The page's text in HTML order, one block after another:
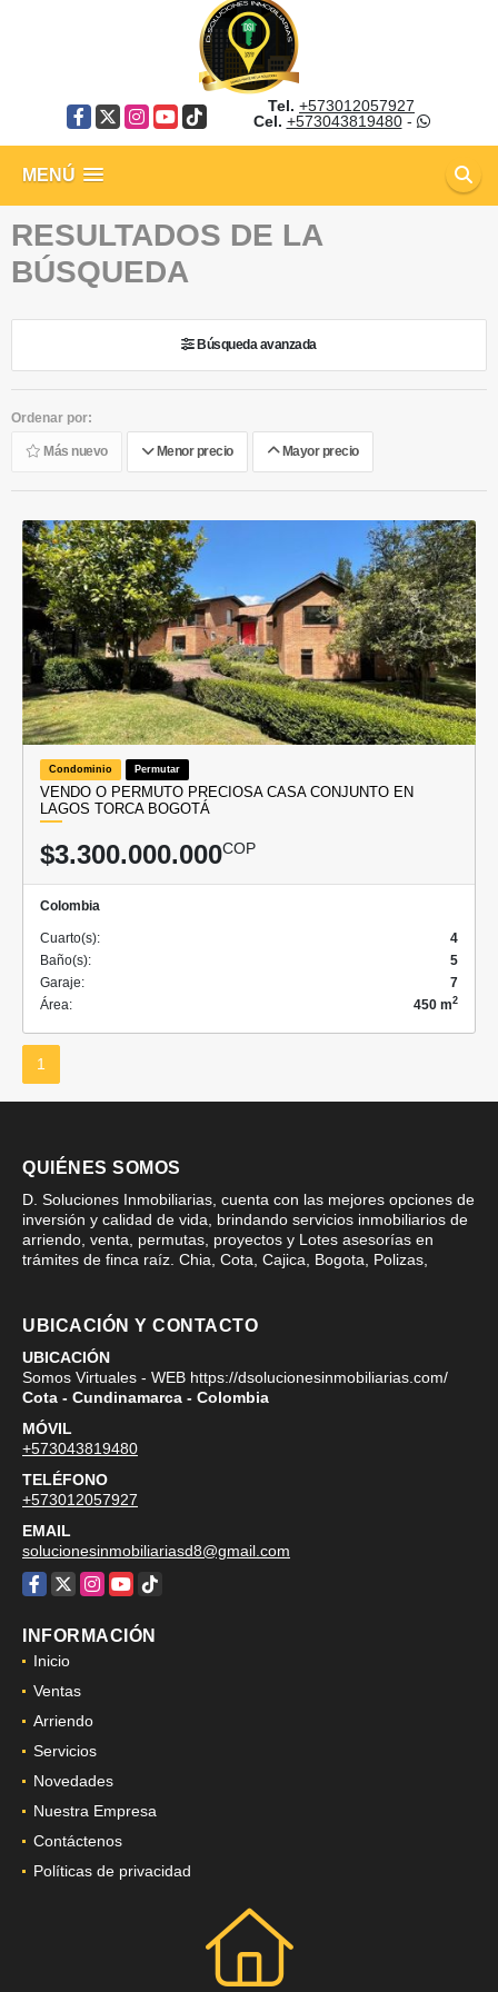
Facebook
X Instagram
YouTube
TikTok
Tel. +573012057927
Cel. +573043819480-
MENÚ
RESULTADOS DE LA
BÚSQUEDA
Búsqueda avanzada
Ordenar por:
Más nuevo Menor precio Mayor precio
Condominio Permutar
VENDO O PERMUTO PRECIOSA CASA CONJUNTO EN
LAGOS TORCA BOGOTÁ
$3.300.000.000COP
Colombia
Cuarto(s):
4
Baño(s):
5
Garaje:
7
Área:
450 m2
1
QUIÉNES SOMOS
D. Soluciones Inmobiliarias, cuenta con las mejores opciones de
inversión y calidad de vida, brindando servicios inmobiliarios de
arriendo, venta, permutas, proyectos y Lotes asesorías en
trámites de finca raíz. Chia, Cota, Cajica, Bogota, Polizas,
UBICACIÓN Y CONTACTO
UBICACIÓN
Somos Virtuales - WEB https://dsolucionesinmobiliarias.com/
Cota - Cundinamarca - Colombia
MÓVIL
+573043819480
TELÉFONO
+573012057927
EMAIL
solucionesinmobiliariasd8@gmail.com
Facebook
X Instagram
YouTube
TikTok
INFORMACIÓN
Inicio
Ventas
Arriendo
Servicios
Novedades
Nuestra Empresa
Contáctenos
Políticas de privacidad